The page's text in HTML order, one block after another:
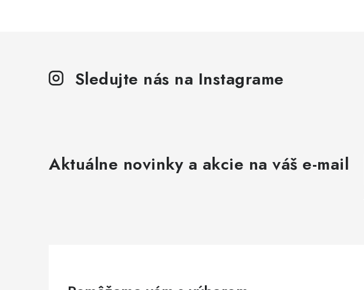
Sledujte nás na Instagrame
Aktuálne novinky a akcie na váš e-mail